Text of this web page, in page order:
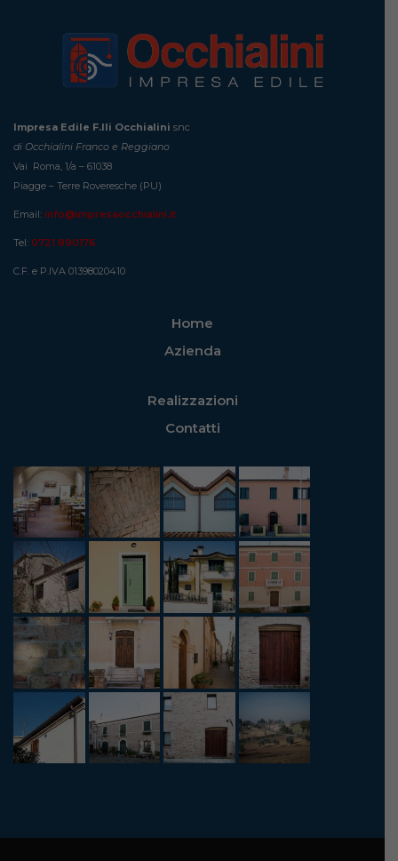
Impresa Edile F.lli Occhialini snc
di Occhialini Franco e Reggiano
Vai Roma, 1/a – 61038
Piagge – Terre Roveresche (PU)
Email: info@impresaocchialini.it
Tel: 0721 890176
C.F. e P.IVA 01398020410
Home
Azienda
Realizzazioni
Contatti